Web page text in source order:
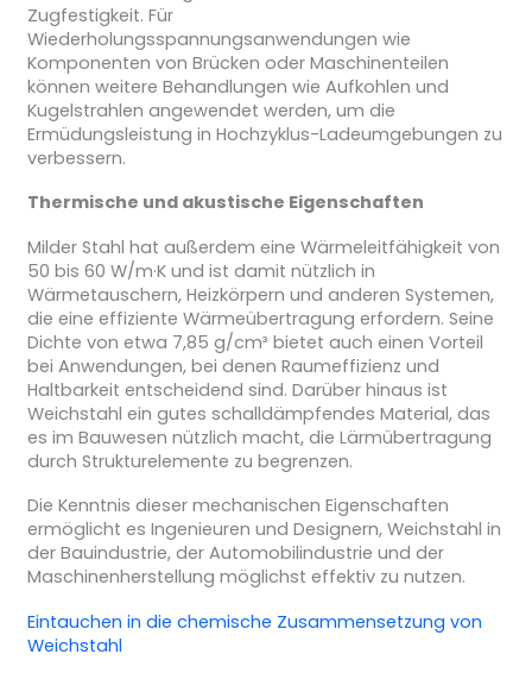
Zugfestigkeit. Für
Wiederholungsspannungsanwendungen wie
Komponenten von Brücken oder Maschinenteilen
können weitere Behandlungen wie Aufkohlen und
Kugelstrahlen angewendet werden, um die
Ermüdungsleistung in Hochzyklus-Ladeumgebungen zu
verbessern.
Thermische und akustische Eigenschaften
Milder Stahl hat außerdem eine Wärmeleitfähigkeit von
50 bis 60 W/m·K und ist damit nützlich in
Wärmetauschern, Heizkörpern und anderen Systemen,
die eine effiziente Wärmeübertragung erfordern. Seine
Dichte von etwa 7,85 g/cm³ bietet auch einen Vorteil
bei Anwendungen, bei denen Raumeffizienz und
Haltbarkeit entscheidend sind. Darüber hinaus ist
Weichstahl ein gutes schalldämpfendes Material, das
es im Bauwesen nützlich macht, die Lärmübertragung
durch Strukturelemente zu begrenzen.
Die Kenntnis dieser mechanischen Eigenschaften
ermöglicht es Ingenieuren und Designern, Weichstahl in
der Bauindustrie, der Automobilindustrie und der
Maschinenherstellung möglichst effektiv zu nutzen.
Eintauchen in die chemische Zusammensetzung von
Weichstahl